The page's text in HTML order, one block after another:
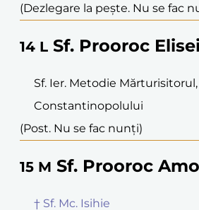
(Dezlegare la pește. Nu se fac
14 L Sf. Prooroc Elisei
Sf. Ier. Metodie
Constantinopolului
(Post. Nu se fac nunți)
15 M Sf. Prooroc
† Sf. Mc. Isihie